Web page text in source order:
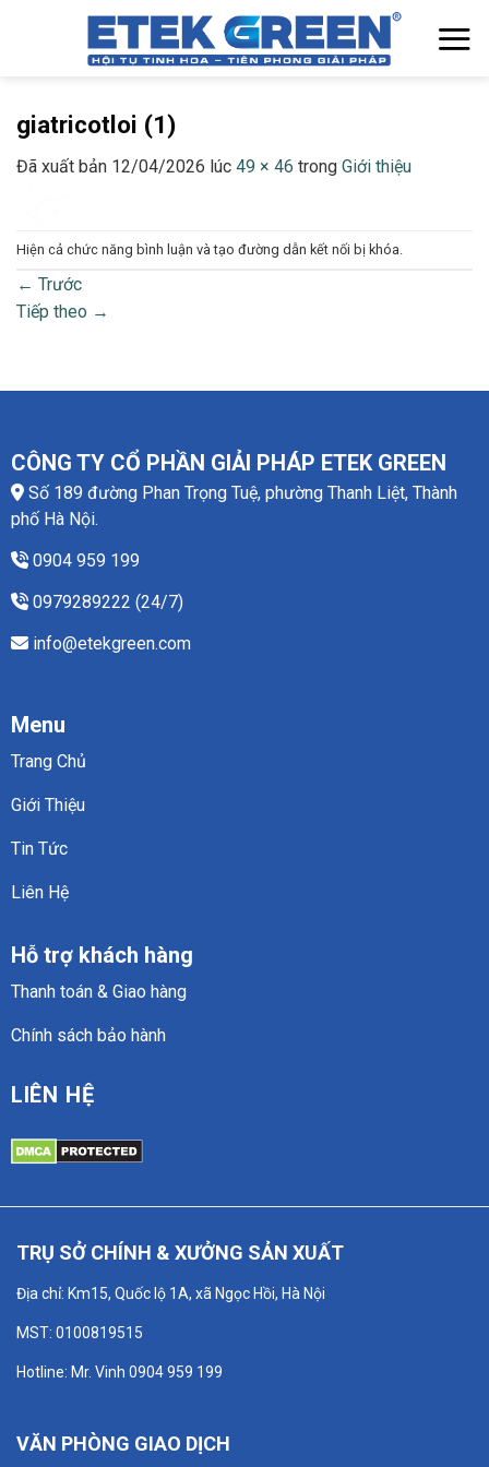
giatricotloi (1)
Đã xuất bản 12/04/2026 lúc 49 × 46 trong Giới thiệu
Hiện cả chức năng bình luận và tạo đường dẫn kết nối bị khóa.
← Trước
Tiếp theo →
CÔNG TY CỔ PHẦN GIẢI PHÁP ETEK GREEN
Số 189 đường Phan Trọng Tuệ, phường Thanh Liệt, Thành
phố Hà Nội.
0904 959 199
0979289222 (24/7)
info@etekgreen.com
Menu
Trang Chủ
Giới Thiệu
Tin Tức
Liên Hệ
Hỗ trợ khách hàng
Thanh toán & Giao hàng
Chính sách bảo hành
LIÊN HỆ
TRỤ SỞ CHÍNH & XƯỞNG SẢN XUẤT
Địa chỉ: Km15, Quốc lộ 1A, xã Ngọc Hồi, Hà Nội
MST: 0100819515
Hotline: Mr. Vinh 0904 959 199
VĂN PHÒNG GIAO DỊCH